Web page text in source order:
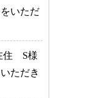
いただ
住 S様
ただき